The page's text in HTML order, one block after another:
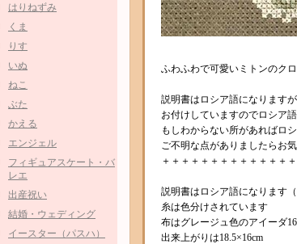
はりねずみ
くま
りす
いぬ
ねこ
ぶた
かえる
エンジェル
フィギュアスケート・バ
レエ
出産祝い
結婚・ウェディング
イースター（パスハ）
ふわふわで可愛いミトンのク
説明書はロシア語になります
お付けしていますのでロシア
もしわからない所があればロ
ご不明な点がありましたらお
＋＋＋＋＋＋＋＋＋＋＋＋＋
説明書はロシア語になります
糸は色分けされています
布はグレージュ色のアイーダ
出来上がりは18.5×16cm